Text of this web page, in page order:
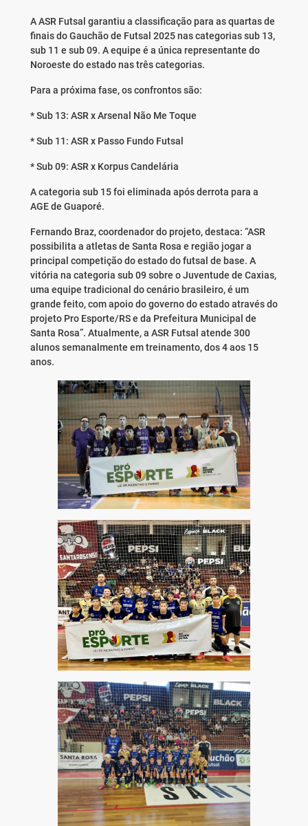
A ASR Futsal garantiu a classificação para as quartas de
finais do Gauchão de Futsal 2025 nas categorias sub 13,
sub 11 e sub 09. A equipe é a única representante do
Noroeste do estado nas três categorias.
Para a próxima fase, os confrontos são:
* Sub 13: ASR x Arsenal Não Me Toque
* Sub 11: ASR x Passo Fundo Futsal
* Sub 09: ASR x Korpus Candelária
A categoria sub 15 foi eliminada após derrota para a
AGE de Guaporé.
Fernando Braz, coordenador do projeto, destaca: “ASR
possibilita a atletas de Santa Rosa e região jogar a
principal competição do estado do futsal de base. A
vitória na categoria sub 09 sobre o Juventude de Caxias,
uma equipe tradicional do cenário brasileiro, é um
grande feito, com apoio do governo do estado através do
projeto Pro Esporte/RS e da Prefeitura Municipal de
Santa Rosa”. Atualmente, a ASR Futsal atende 300
alunos semanalmente em treinamento, dos 4 aos 15
anos.